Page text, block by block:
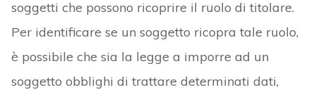
soggetti che possono ricoprire il ruolo di titolare.
Per identificare se un soggetto ricopra tale ruolo,
è possibile che sia la legge a imporre ad un
soggetto obblighi di trattare determinati dati,